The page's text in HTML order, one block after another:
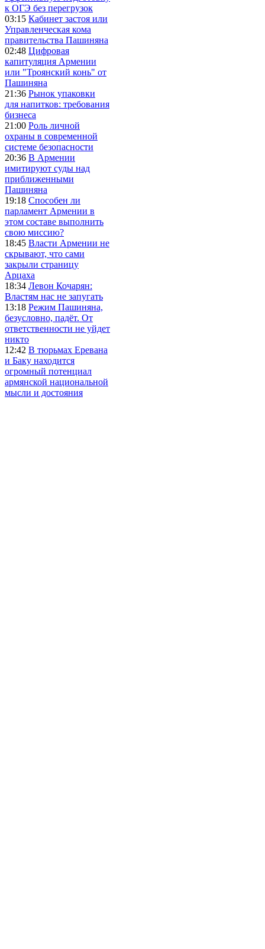
к ОГЭ без перегрузок
03:15 Кабинет застоя или
Управленческая кома
правительства Пашиняна
02:48 Цифровая
капитуляция Армении
или "Троянский конь" от
Пашиняна
21:36 Рынок упаковки
для напитков: требования
бизнеса
21:00 Роль личной
охраны в современной
системе безопасности
20:36 В Армении
имитируют суды над
приближенными
Пашиняна
19:18 Способен ли
парламент Армении в
этом составе выполнить
свою миссию?
18:45 Власти Армении не
скрывают, что сами
закрыли страницу
Арцаха
18:34 Левон Кочарян:
Властям нас не запугать
13:18 Режим Пашиняна,
безусловно, падёт. От
ответственности не уйдет
никто
12:42 В тюрьмах Еревана
и Баку находится
огромный потенциал
армянской национальной
мысли и достояния